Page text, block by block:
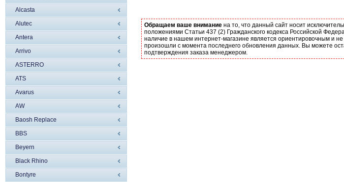
Alcasta
Alutec
Antera
Arrivo
ASTERRO
ATS
Avarus
AW
Baosh Replace
BBS
Beyern
Black Rhino
Bontyre
Обращаем ваше внимание на то, что данный сайт носит
положениями Статьи 437 (2) Гражданского кодекса Российской
наличие в нашем интернет-магазине является ориентировочным и
произошли с момента последнего обновления данных. Вы можете
подтверждения заказа менеджером.